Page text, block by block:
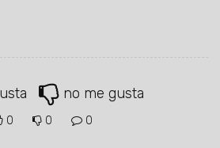
no me gusta
0 0 0